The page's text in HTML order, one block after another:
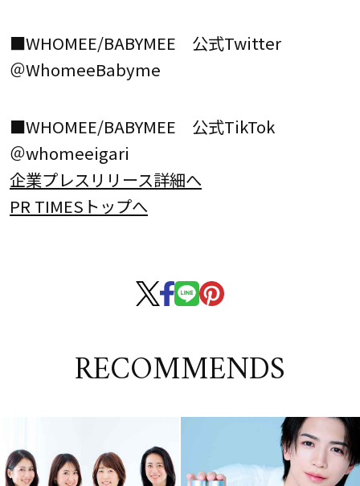
■WHOMEE/BABYMEE 公式Twitter
＠WhomeeBabyme
■WHOMEE/BABYMEE 公式TikTok
＠whomeeigari
企業プレスリリース詳細へ
PR TIMESトップへ
RECOMMENDS